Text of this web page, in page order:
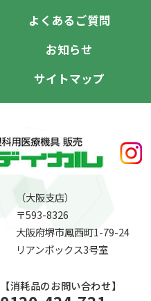
よくあるご質問
お知らせ
サイトマップ
（大阪支店）
〒593-8326
大阪府堺市鳳西町1-79-24
リアンボックス3号室
【消耗品のお問い合わせ】